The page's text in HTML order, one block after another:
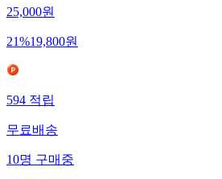
25,000원
21%19,800원
594적립
무료배송
10명구매중